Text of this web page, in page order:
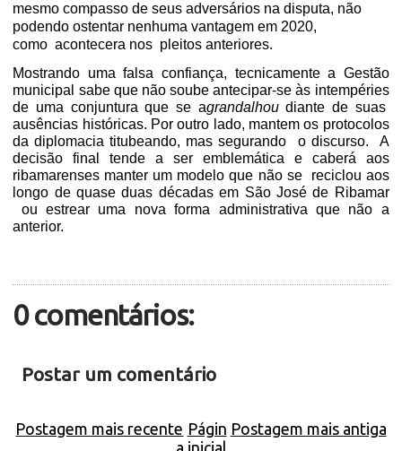
mesmo compasso de seus adversários na disputa, não
podendo ostentar nenhuma vantagem em 2020,
como acontecera nos pleitos anteriores.
Mostrando uma falsa confiança, tecnicamente a Gestão
municipal sabe que não soube antecipar-se às intempéries
de uma conjuntura que se agrandalhoudiante de suas
ausências históricas. Por outro lado, mantem os protocolos
da diplomacia titubeando, mas segurando o discurso.
A
decisão final tende a ser emblemática e caberá aos
ribamarenses manter um modelo que não se
reciclou aos
longo de quase duas décadas em São José de Ribamar
ou estrear uma nova forma administrativa que não a
anterior.
0 comentários:
Postar um comentário
Postagem mais recente Postagem mais antiga
Págin
a inicial